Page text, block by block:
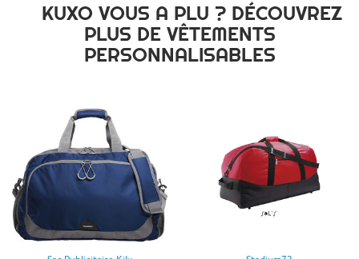
KUXO VOUS A PLU ? DÉCOUVREZ
PLUS DE VÊTEMENTS
PERSONNALISABLES